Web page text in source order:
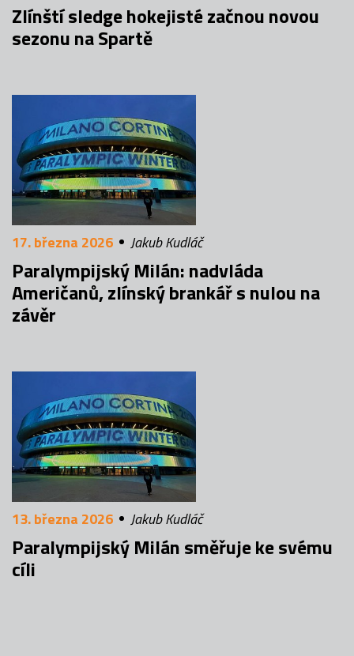
Zlínští sledge hokejisté začnou novou
sezonu na Spartě
17. března 2026 Jakub Kudláč
Paralympijský Milán: nadvláda
Američanů, zlínský brankář s nulou na
závěr
13. března 2026 Jakub Kudláč
Paralympijský Milán směřuje ke svému
cíli